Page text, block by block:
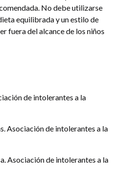
No debe utilizarse
equilibrada y un estilo de
fuera del alcance de los niños
de intolerantes a la
Asociación de intolerantes a la
Asociación de intolerantes a la